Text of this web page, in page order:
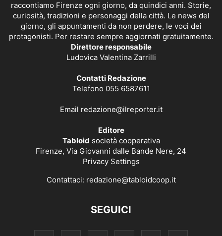
raccontiamo Firenze ogni giorno, da quindici anni. Storie,
curiosità, tradizioni e personaggi della città. Le news del
giorno, gli appuntamenti da non perdere, le voci dei
protagonisti. Per restare sempre aggiornati gratuitamente.
Direttore responsabile
Ludovica Valentina Zarrilli
Contatti Redazione
Telefono 055 6587611
Email redazione@ilreporter.it
Editore
Tabloid società cooperativa
Firenze, Via Giovanni dalle Bande Nere, 24
Privacy Settings
Contattaci: redazione@tabloidcoop.it
SEGUICI